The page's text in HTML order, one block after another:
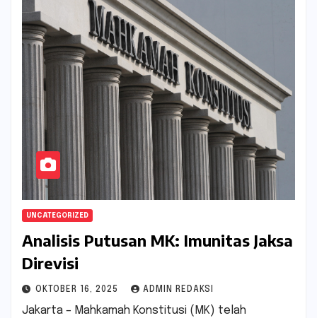
UNCATEGORIZED
Analisis Putusan MK: Imunitas Jaksa
Direvisi
OKTOBER 16, 2025 ADMIN REDAKSI
Jakarta – Mahkamah Konstitusi (MK) telah